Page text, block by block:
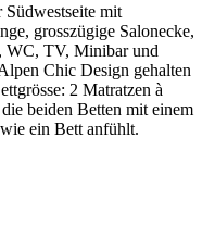
mit
grosszügige Salonecke,
WC, TV, Minibar und
Chic Design gehalten
2 Matratzen à
beiden Betten mit einem
ein Bett anfühlt.